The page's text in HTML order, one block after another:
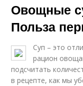
Овощные
Польза
Суп – это
рацион
подсчитать
в рецепте, как мы